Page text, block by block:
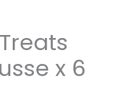
x 6